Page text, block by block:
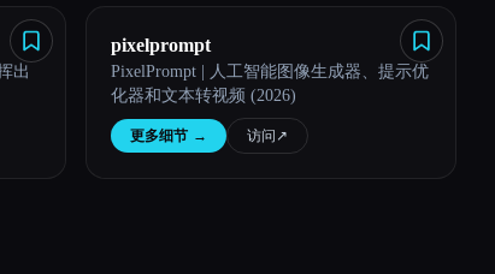
出
pixelprompt
PixelPrompt | 人工智能图像生成器、提示优
化器和文本转视频 (2026)
更多细节 → 访问 ↗︎